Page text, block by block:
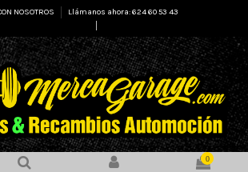
NOSOTROS
Llámanos ahora: 624 60 53 43
0